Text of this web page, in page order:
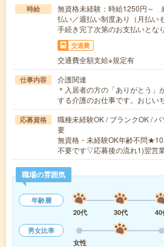
時給
無資格未経験：時給1250円～
払い／週払い制度あり（月払い
手続き完了次第のお支払いとな
交通費
交通費全額支給※規定有
仕事内容
介護関連
＊入居者の方の「ありがとう」
する介護のお仕事です。おじい
応募資格
職種未経験OK / ブランクOK /
要
無資格・未経験OK年齢不問
不要です▽応募後の流れ1)翌営
職場の雰囲気
年齢層
20代
30代 40
男女比率
女性